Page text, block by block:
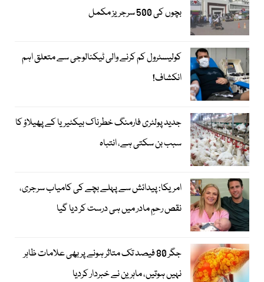
بچوں کی 500 سرجریز مکمل
کولیسٹرول کم کرنے والی ٹیکنالوجی سے متعلق اہم
انکشاف!
جدید پولٹری فارمنگ خطرناک بیکٹیریا کے پھیلاؤ کا
سبب بن سکتی ہے، انتباہ
امریکا: پیدائش سے پہلے بچے کی کامیاب سرجری،
نقص رحمِ مادر میں ہی درست کر دیا گیا
جگر 80 فیصد تک متاثر ہونے پر بھی علامات ظاہر
نہیں ہوتیں، ماہرین نے خبردار کردیا